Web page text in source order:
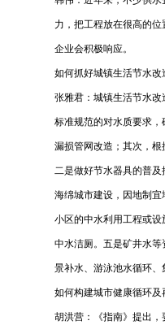
力，把工程放在很高的
企业会积极响应。
如何抓好城镇生活节水改
张雅君：城镇生活节水
标准规范的对水质要求
漏损管网改造；其次，
二是做好节水器具的普
海绵城市建设，因地制
小区的中水利用工程或
中水洁厕。五是矿井水
景补水、游泳池水循环
如何构建城市健康循环及
胡洪营：《指南》提出